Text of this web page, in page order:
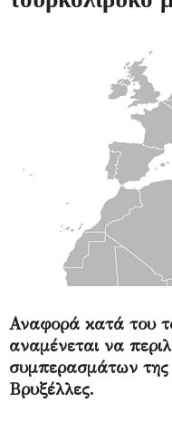
Αναφορά κατά του
αναμένεται να
συμπερασμάτων
Βρυξέλλες.